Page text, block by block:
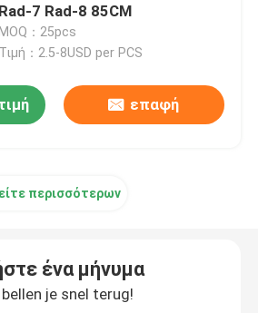
θερμοκρασίας
Rad-7 Rad-8 85CM
MOQ：25pcs
Τιμή：2.5-8USD per PCS
επαφή
περισσότερων
ένα μήνυμα
je snel terug!